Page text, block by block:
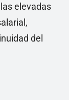
elevadas
del